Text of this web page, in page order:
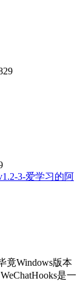
竟Windows版本
是一